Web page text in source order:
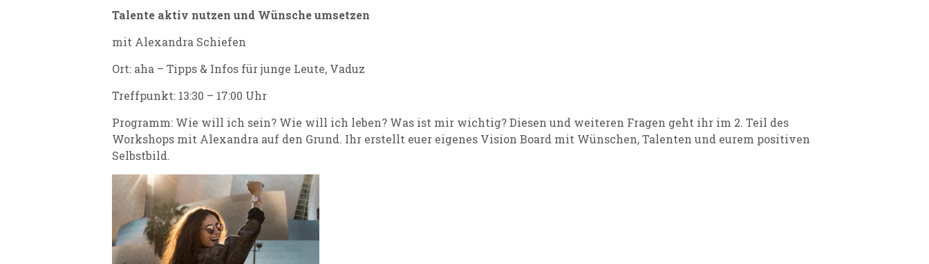
Talente aktiv nutzen und Wünsche umsetzen
mit Alexandra Schiefen
Ort: aha – Tipps & Infos für junge Leute, Vaduz
Treffpunkt: 13:30 – 17:00 Uhr
Programm: Wie will ich sein? Wie will ich leben? Was ist mir wichtig? Diesen und weiteren Fragen geht ihr im 2. Teil des
Workshops mit Alexandra auf den Grund. Ihr erstellt euer eigenes Vision Board mit Wünschen, Talenten und eurem positiven
Selbstbild.